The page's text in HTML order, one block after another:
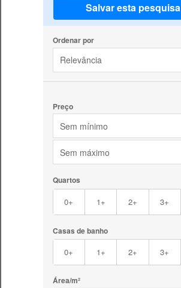
Salvar esta pesquisa
Ordenar por
Relevância
Preço
Sem mínimo
Sem máximo
Quartos
0+ 1+ 2+ 3+
Casas de banho
0+ 1+ 2+ 3+
Área/m²